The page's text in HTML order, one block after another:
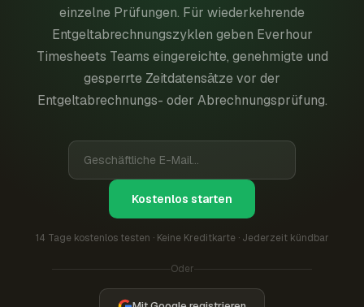
einzelne Prüfungen. Für wiederkehrende
Entgeltabrechnungszyklen geben Everhour
Timesheets Teams eingereichte, genehmigte und
gesperrte Zeitdatensätze vor der
Entgeltabrechnungs- oder Abrechnungsprüfung.
Kostenlos starten
14 Tage kostenlos testen · Keine Kreditkarte · Jederzeit kündbar
Oder